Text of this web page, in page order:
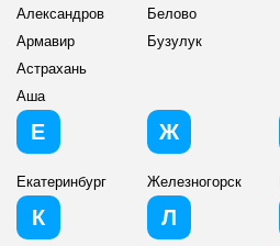
Александров
Армавир
Астрахань
Аша
Белово
Бузулук
Е
Екатеринбург
Ж
Железногорск
К Л